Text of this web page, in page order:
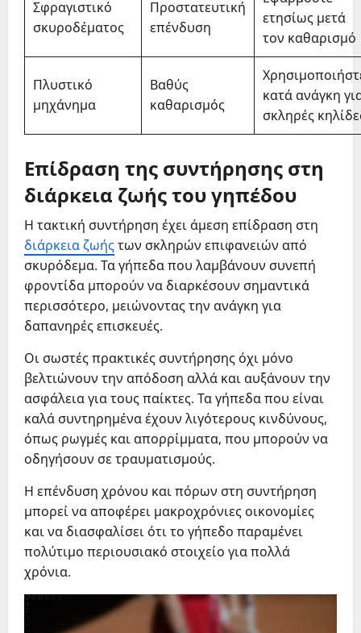
Σφραγιστικό
σκυροδέματος
Προστατευτική
επένδυση
ετησίως μετά
τον καθαρισμό
Πλυστικό
μηχάνημα
Βαθύς
καθαρισμός
κατά ανάγκη
σκληρές
Επίδραση της συντήρησης στη
διάρκεια ζωής του γηπέδου
Η τακτική συντήρηση έχει άμεση επίδραση στη
διάρκεια ζωήςτων σκληρών επιφανειών από
σκυρόδεμα. Τα γήπεδα που λαμβάνουν συνεπή
φροντίδα μπορούν να διαρκέσουν σημαντικά
περισσότερο, μειώνοντας την ανάγκη για
δαπανηρές επισκευές.
Οι σωστές πρακτικές συντήρησης όχι μόνο
βελτιώνουν την απόδοση αλλά και αυξάνουν την
ασφάλεια για τους παίκτες. Τα γήπεδα που είναι
καλά συντηρημένα έχουν λιγότερους κινδύνους,
όπως ρωγμές και απορρίμματα, που μπορούν να
οδηγήσουν σε τραυματισμούς.
Η επένδυση χρόνου και πόρων στη συντήρηση
μπορεί να αποφέρει μακροχρόνιες οικονομίες
και να διασφαλίσει ότι το γήπεδο παραμένει
πολύτιμο περιουσιακό στοιχείο για πολλά
χρόνια.